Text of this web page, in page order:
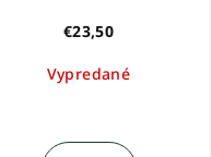
€23,50
Vypredané